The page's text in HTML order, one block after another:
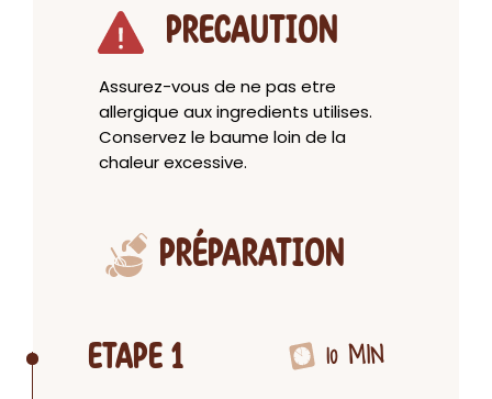
PRECAUTION
Assurez-vous de ne pas etre
allergique aux ingredients utilises.
Conservez le baume loin de la
chaleur excessive.
PRÉPARATION
ETAPE 1 10 MIN